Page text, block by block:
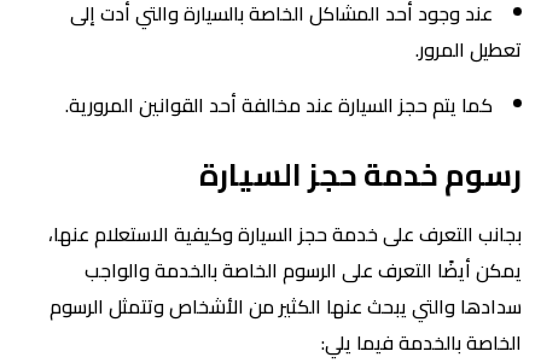
عند وجود أحد المشاكل الخاصة بالسيارة والتي أدت إلى
تعطيل المرور.
كما يتم حجز السيارة عند مخالفة أحد القوانين المرورية.
رسوم خدمة حجز السيارة
بجانب التعرف على خدمة حجز السيارة وكيفية الاستعلام عنها،
يمكن أيضًا التعرف على الرسوم الخاصة بالخدمة والواجب
سدادها والتي يبحث عنها الكثير من الأشخاص وتتمثل الرسوم
الخاصة بالخدمة فيما يلي: